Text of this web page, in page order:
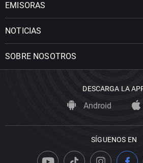
EMISORAS
NOTICIAS
SOBRE NOSOTROS
DESCARGA LA
Android
SÍGUENOS EN